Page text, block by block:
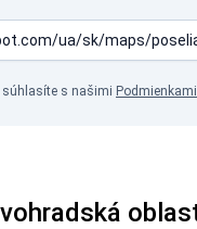
súhlasíte s našimi